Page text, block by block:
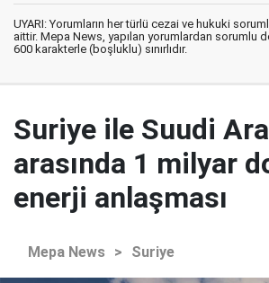
UYARI: Yorumların her türlü cezai ve hukuki
aittir. Mepa News, yapılan yorumlardan sorumlu
600 karakterle (boşluklu) sınırlıdır.
Suriye ile Suudi
arasında 1 milyar
enerji anlaşması
Mepa News > Suriye